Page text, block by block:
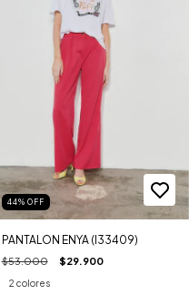
44% OFF
PANTALON ENYA (I33409)
$53.000 $29.900
2 colores